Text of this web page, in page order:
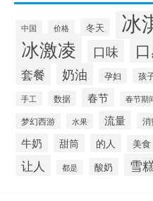
中国 价格 冬天 冰
冰激凌 口味
套餐 奶油 孕妇 孩
手工 数据 春节 春节期
梦幻西游 水果 流量 消
牛奶 甜筒 的人 美食
让人 都是 酸奶 雪